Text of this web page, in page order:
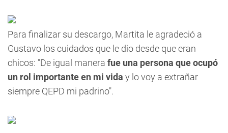
Para finalizar su descargo, Martita le agradeció a
Gustavo los cuidados que le dio desde que eran
chicos: "De igual manera fue una persona que ocupó
un rol importante en mi vida y lo voy a extrañar
siempre QEPD mi padrino".